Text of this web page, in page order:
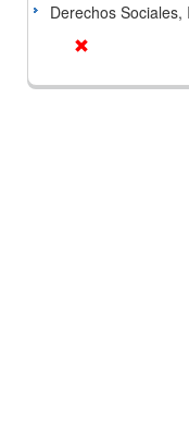
Derechos